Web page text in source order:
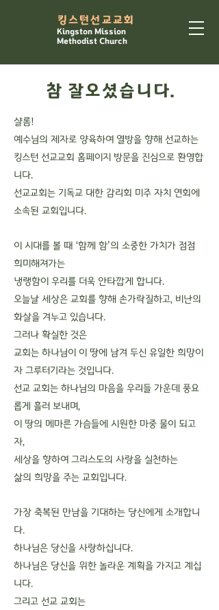
​킹스턴선교교회
Kingston Mission
Methodist Church
​참 잘오셨습니다.
샬롬!
예수님의 제자로 양육하여 열방을 향해 선교하는
킹스턴 선교교회 홈페이지 방문을 진심으로 환영합
니다.
선교교회는 기독교 대한 감리회 미주 자치 연회에
소속된 교회입니다.
이 시대를 볼 때 ‘함께 함’의 소중한 가치가 점점
희미해져가는
냉랭함이 우리를 더욱 안타깝게 합니다.
오늘날 세상은 교회를 향해 손가락질하고, 비난의
화살을 겨누고 있습니다.
그러나 확실한 것은
교회는 하나님이 이 땅에 남겨 두신 유일한 희망이
자 그루터기라는 것입니다.
선교 교회는 하나님의 마음을 우리들 가운데 풍요
롭게 흘러 보내며,
이 땅의 메마른 가슴들에 시원한 마중 물이 되고
자,
세상을 향하여 그리스도의 사랑을 실천하는
삶의 희망을 주는 교회입니다.
가장 축복된 만남을 기대하는 당신에게 소개합니
다.
하나님은 당신을 사랑하십니다.
하나님은 당신을 위한 놀라운 계획을 가지고 계십
니다.
그리고 선교 교회는